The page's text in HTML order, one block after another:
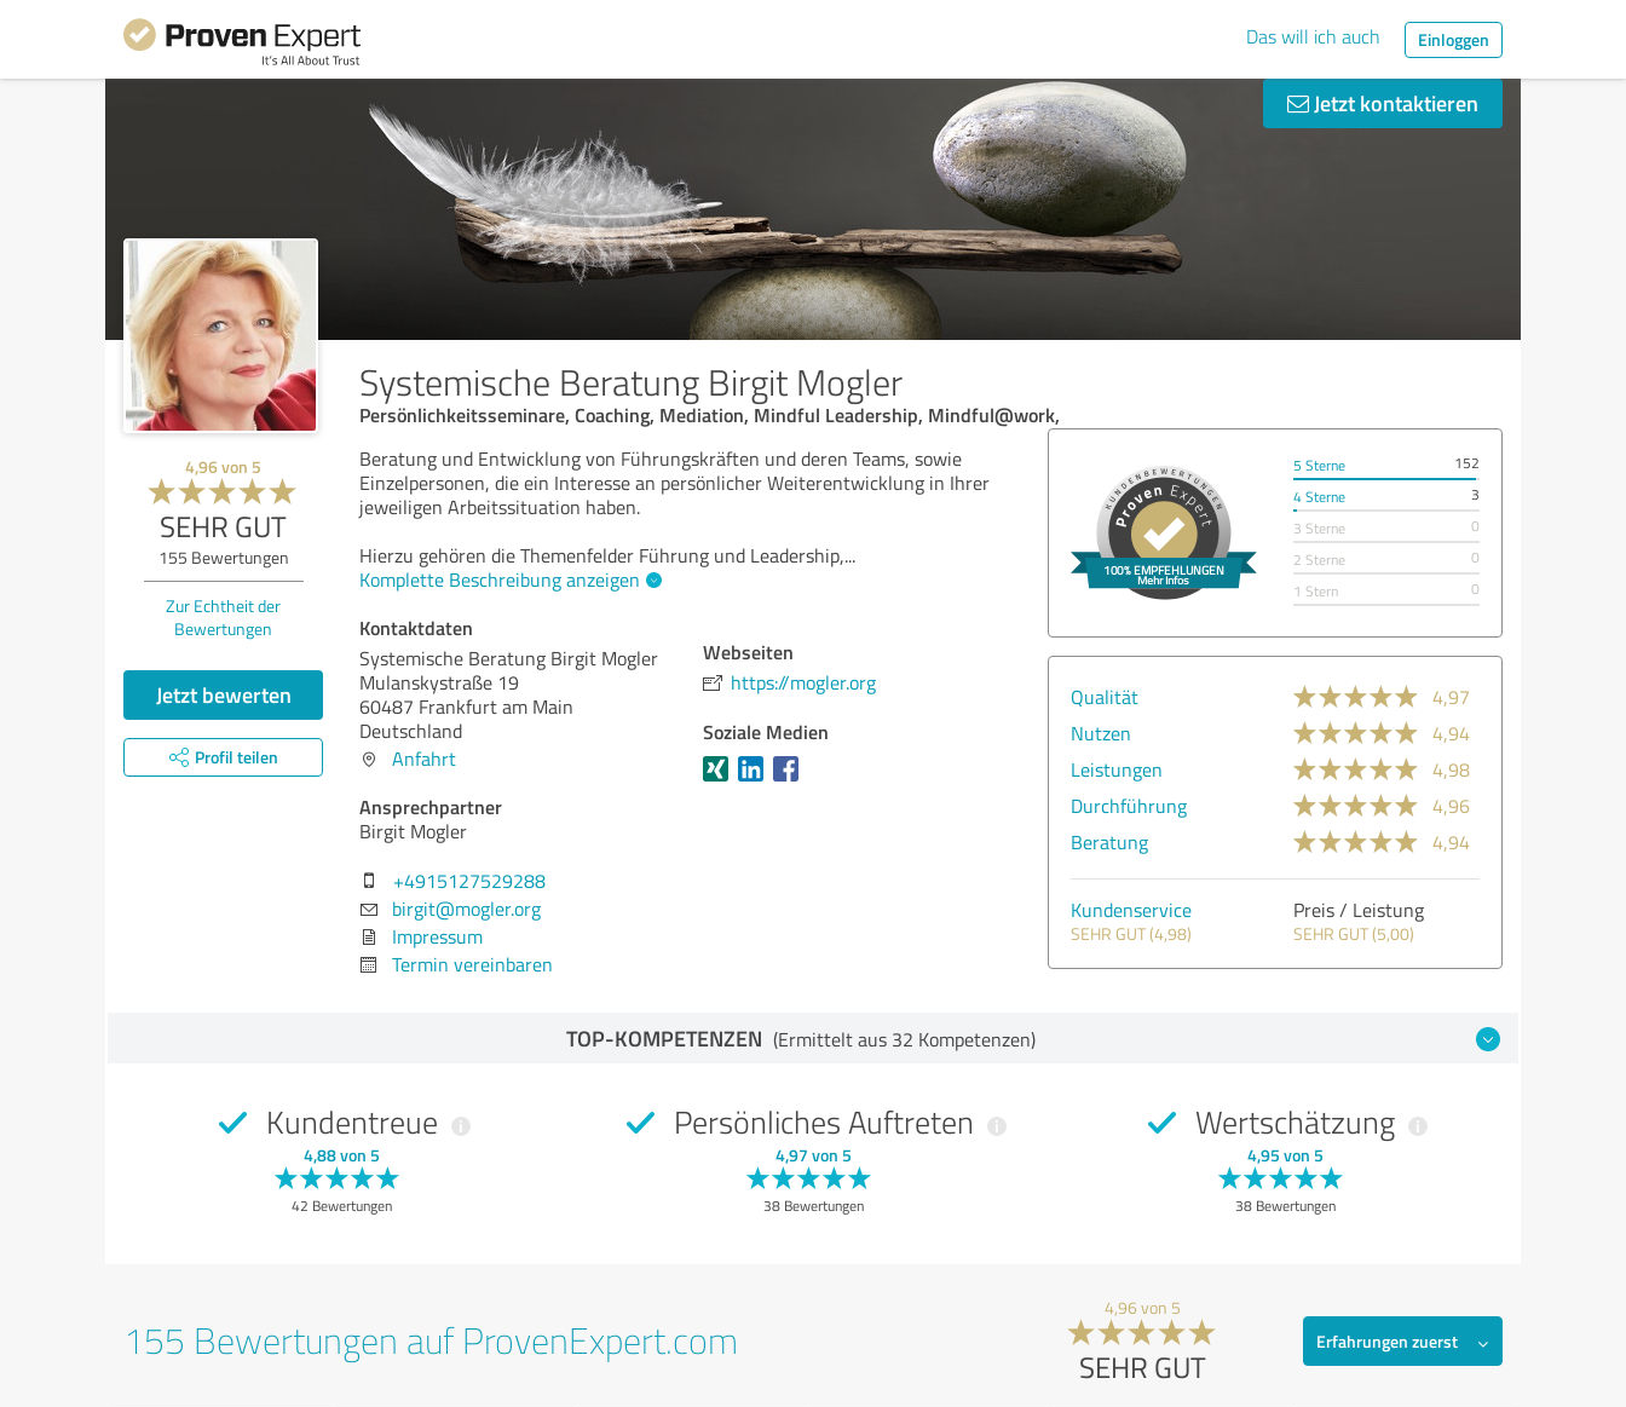
Das will ich auch Einloggen
Jetzt kontaktieren
Systemische Beratung Birgit Mogler
Persönlichkeitsseminare, Coaching, Mediation, Mindful Leadership, Mindful@work,
4,96von 5
SEHR GUT
155 Bewertungen
Zur Echtheit der
Bewertungen
Jetzt bewerten
Profil teilen
Beratung und Entwicklung von Führungskräften und deren Teams, sowie
Einzelpersonen, die ein Interesse an persönlicher Weiterentwicklung in Ihrer
jeweiligen Arbeitssituation haben.
Hierzu gehören die Themenfelder Führung und Leadership,...
Komplette Beschreibung anzeigen
Kontaktdaten
Systemische Beratung Birgit Mogler
Mulanskystraße 19
60487 Frankfurt am Main
Deutschland
Anfahrt
Ansprechpartner
Birgit Mogler
+4915127529288
birgit@mogler.org
Impressum
Termin vereinbaren
Webseiten
https://mogler.org
Soziale Medien
5 Sterne
152
4 Sterne
3
3 Sterne
0
2 Sterne
0
1 Stern
0
Qualität
4,97
Nutzen
4,94
Leistungen
4,98
Durchführung
4,96
Beratung
4,94
Kundenservice
SEHR GUT (4,98)
Preis / Leistung
SEHR GUT (5,00)
TOP-KOMPETENZEN (Ermittelt aus 32 Kompetenzen)
Kundentreue
4,88 von 5
42 Bewertungen
Persönliches Auftreten
4,97 von 5
38 Bewertungen
Wertschätzung
4,95 von 5
38 Bewertungen
155 Bewertungen auf ProvenExpert.com
4,96 von 5
SEHR GUT
Erfahrungen zuerst